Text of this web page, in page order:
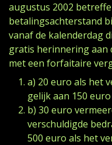
augustus 2002
betalingsachterstand
vanaf de kalenderdag
gratis herinnering aan
met een forfaitaire
a) 20 euro als het
gelijk aan 150 euro
b) 30 euro
verschuldigde
500 euro als het